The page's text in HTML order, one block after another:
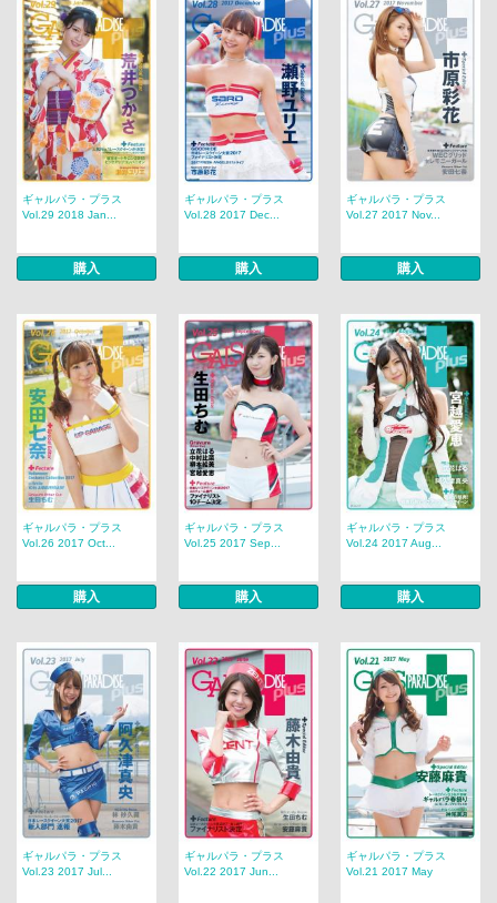
ギャルパラ・プラス
Vol.29 2018 Jan...
購入
ギャルパラ・プラス
Vol.28 2017 Dec...
購入
ギャルパラ・プラス
Vol.27 2017 Nov...
購入
ギャルパラ・プラス
Vol.26 2017 Oct...
購入
ギャルパラ・プラス
Vol.25 2017 Sep...
購入
ギャルパラ・プラス
Vol.24 2017 Aug...
購入
ギャルパラ・プラス
Vol.23 2017 Jul...
ギャルパラ・プラス
Vol.22 2017 Jun...
ギャルパラ・プラス
Vol.21 2017 May